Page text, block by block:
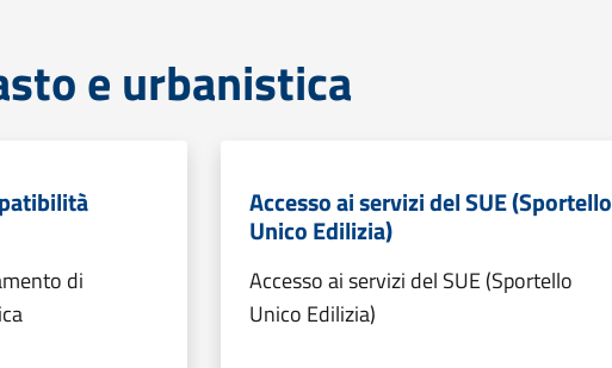
e urbanistica
di
Accesso ai servizi del SUE (Sportello
Unico Edilizia)
Accesso ai servizi del SUE (Sportello
Unico Edilizia)